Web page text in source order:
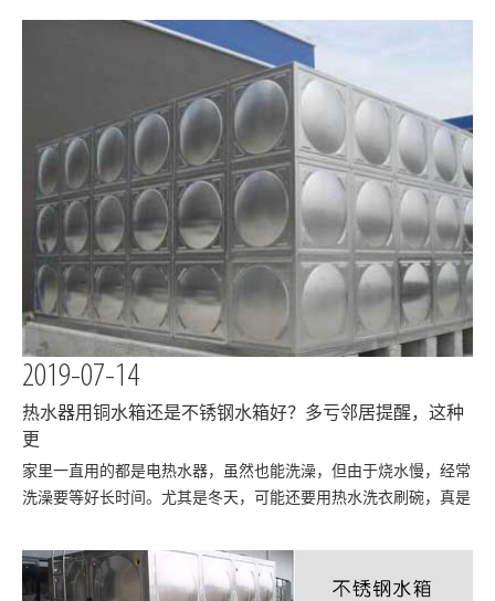
介绍各种漏水处理办法。1、水箱漏水的孔洞不超过一毫米或者两
毫米的时候：可以往水箱里加上一瓶强力的堵漏…
2019-07-14
热水器用铜水箱还是不锈钢水箱好？多亏邻居提醒，这种
更
​家里一直用的都是电热水器，虽然也能洗澡，但由于烧水慢，经常
洗澡要等好长时间。尤其是冬天，可能还要用热水洗衣刷碗，真是
器，这样直接就可以将热水引入使用，热水器就不用浪费那么多电
了。换热器又名水箱，是比较通俗的一种讲法…